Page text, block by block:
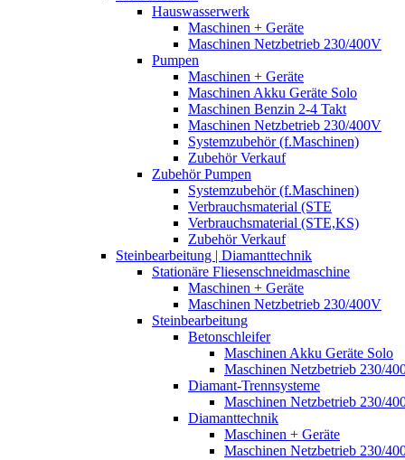
Hauswasserwerk
Maschinen + Geräte
Maschinen Netzbetrieb 230/400V
Pumpen
Maschinen + Geräte
Maschinen Akku Geräte Solo
Maschinen Benzin 2-4 Takt
Maschinen Netzbetrieb 230/400V
Systemzubehör (f.Maschinen)
Zubehör Verkauf
Zubehör Pumpen
Systemzubehör (f.Maschinen)
Verbrauchsmaterial (STE
Verbrauchsmaterial (STE,KS)
Zubehör Verkauf
Steinbearbeitung | Diamanttechnik
Stationäre Fliesenschneidmaschine
Maschinen + Geräte
Maschinen Netzbetrieb 230/400V
Steinbearbeitung
Betonschleifer
Maschinen Akku Geräte Solo
Maschinen Netzbetrieb 230/
Diamant-Trennsysteme
Maschinen Netzbetrieb 230/
Diamanttechnik
Maschinen + Geräte
Maschinen Netzbetrieb 230/